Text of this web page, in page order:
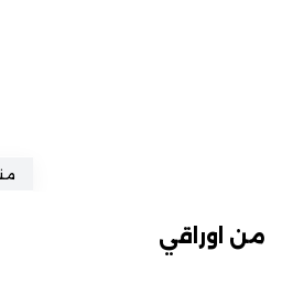
منذ
من اوراقي